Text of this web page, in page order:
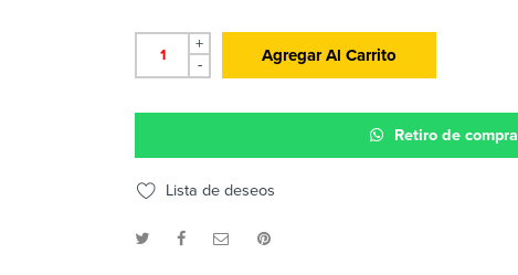
+
-
Agregar Al Carrito
Retiro de compra
Lista de deseos